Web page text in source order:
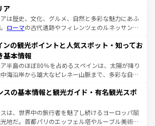
ア
は歴史、文化、グルメ、自然と多彩な魅力にあふ
ローマの古代遺跡やフィレンツェのルネッサンス
スカーナの美しい田園風景やアマルフィ海岸の絶
自然景観も見逃せない。観光の合間には、本場の
パスタなど、絶品のイタリア料理を堪能することも
朝目覚めてから夜眠るまで、すべての瞬間を楽し
着のイタリア情報はコンテンツ一覧を参照してほ
ンの観光ポイントと人気スポット・知ってお
基本情報
半島のほぼ80％を占めるスペインは、太陽が降り
海沿岸から雄大なピレネー山脈まで、多彩な自然
付くこの国では、情熱的なフラメンコ、熱気あふ
、そして美味しいタパスが生活の一部となってい
マドリードの洗練された雰囲気や、バルセロナの
溢れた街角から、地方では古代ローマ遺跡や中世
スの基本情報と観光ガイド・有名観光スポ
は、世界中の旅行者を魅了し続けるヨーロッパ屈
地だ。首都パリのエッフェル塔やルーブル美術館